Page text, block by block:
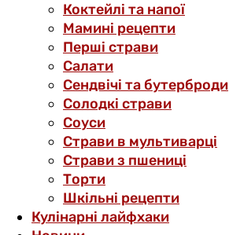
Коктейлі та напої
Мамині рецепти
Перші страви
Салати
Сендвічі та бутерброди
Солодкі страви
Соуси
Страви в мультиварці
Страви з пшениці
Торти
Шкільні рецепти
Кулінарні лайфхаки